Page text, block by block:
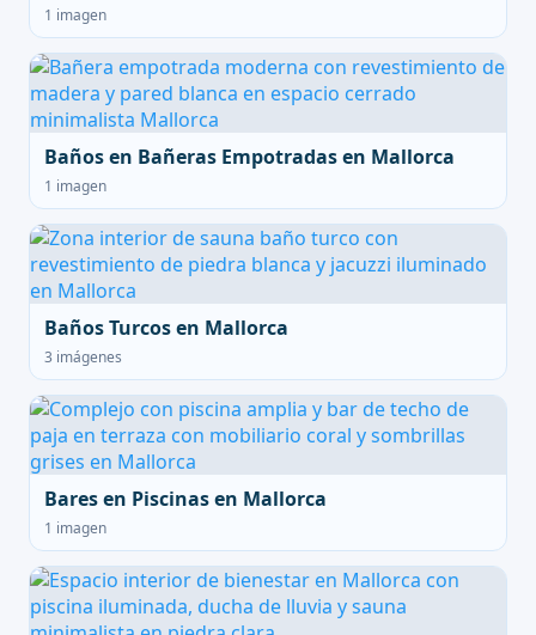
1 imagen
Baños en Bañeras Empotradas en Mallorca
1 imagen
Baños Turcos en Mallorca
3 imágenes
Bares en Piscinas en Mallorca
1 imagen